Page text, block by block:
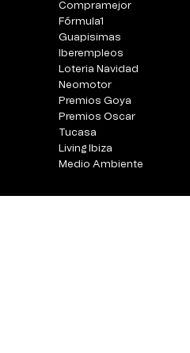
Compramejor
Fórmula1
Guapisimas
Iberempleos
Loteria Navidad
Neomotor
Premios Goya
Premios Oscar
Tucasa
Living Ibiza
Medio Ambiente